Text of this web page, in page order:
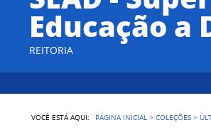
Educação a
REITORIA
VOCÊ ESTÁ AQUI: PÁGINA INICIAL >COLEÇÕES >